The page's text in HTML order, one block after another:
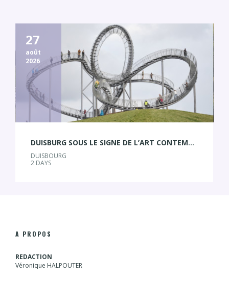
27
août
2026
DUISBURG SOUS LE SIGNE DE L’ART CONTEMPORAIN
DUISBOURG
2 DAYS
A PROPOS
REDACTION
Véronique HALPOUTER